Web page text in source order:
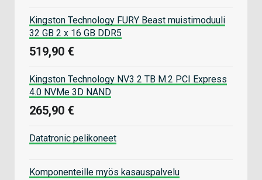
Kingston Technology FURY Beast muistimoduuli
32 GB 2 x 16 GB DDR5
519,90 €
Kingston Technology NV3 2 TB M.2 PCI Express
4.0 NVMe 3D NAND
265,90 €
Datatronic pelikoneet
Komponenteille myös kasauspalvelu